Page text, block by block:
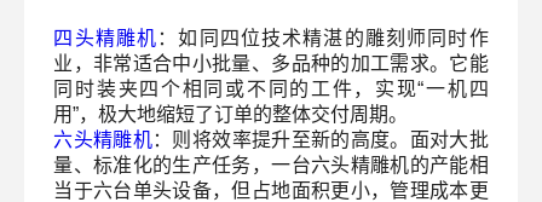
四头精雕机 ：如同四位技术精湛的雕刻师同时作
业，非常适合中小批量、多品种的加工需求。它能
同时装夹四个相同或不同的工件，实现“一机四
用”，极大地缩短了订单的整体交付周期。
六头精雕机：则将效率提升至新的高度。面对大批
量、标准化的生产任务，一台六头精雕机的产能相
当于六台单头设备，但占地面积更小，管理成本更